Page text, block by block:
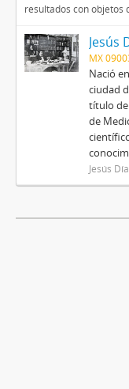
resultados con objetos
Jesús
MX
Nació
ciudad
título de
de
Jesús